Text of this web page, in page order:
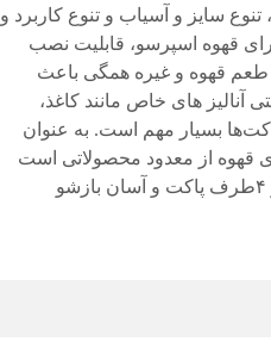
تنوع سایز و آسیاب و تنوع کاربرد و
قهوه اسپرسو، قابلیت نصب
طعم قهوه و غیره همگی باعث
آنالیز های خاص مانند کاغذ،
بسیار مهم است. به عنوان
قهوه از معدود محصولاتی است
که از همه آپشن‌های خدمات پاکتسازی نظیر : پانچ، زیپ، سوپاپ، دسته، برش گوش گرد در ۴طرف پاکت و آسان بازشو